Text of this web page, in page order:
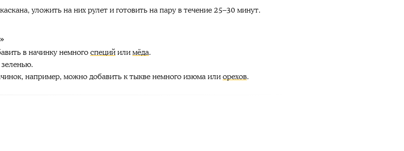
уложить на них рулет и готовить на пару в течение 25–30 минут.
в начинку немногоспецийилимёда.
например, можно добавить к тыкве немного изюма илиорехов.